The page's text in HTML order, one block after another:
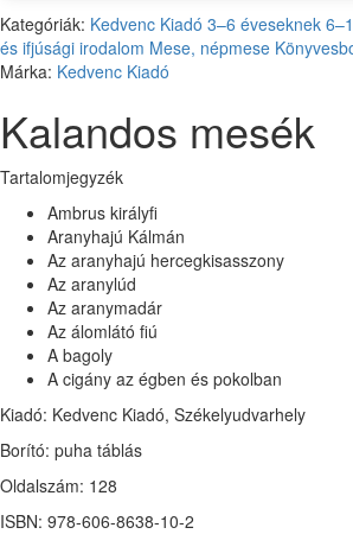
Kategóriák: Kedvenc Kiadó 3–6 éveseknek
és ifjúsági irodalom Mese, népmese
Márka: Kedvenc Kiadó
Kalandos mesék
Tartalomjegyzék
Ambrus királyfi
Aranyhajú Kálmán
Az aranyhajú hercegkisasszony
Az aranylúd
Az aranymadár
Az álomlátó fiú
A bagoly
A cigány az égben és pokolban
Kiadó: Kedvenc Kiadó, Székelyudvarhely
Borító: puha táblás
Oldalszám: 128
ISBN: 978-606-8638-10-2